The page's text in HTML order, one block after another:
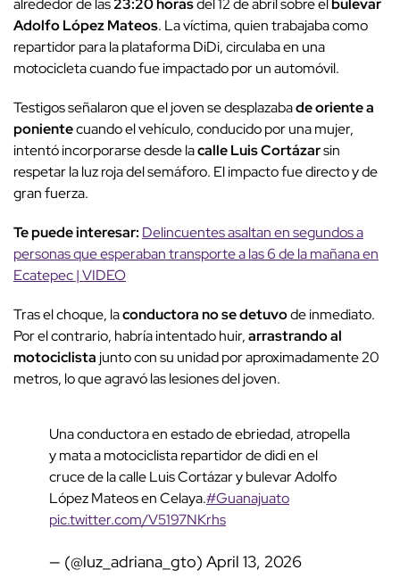
alrededor de las23:20 horasdel 12 de abril sobre elbulevar
Adolfo López Mateos. La víctima, quien trabajaba como
repartidor para la plataforma DiDi, circulaba en una
motocicleta cuando fue impactado por un automóvil.
Testigos señalaron que el joven se desplazabade oriente a
ponientecuando el vehículo, conducido por una mujer,
intentó incorporarse desde lacalle Luis Cortázarsin
respetar la luz roja del semáforo. El impacto fue directo y de
gran fuerza.
Te puede interesar: Delincuentes asaltan en segundos a
personas que esperaban transporte a las 6 de la mañana en
Ecatepec | VIDEO
Tras el choque, laconductora no se detuvode inmediato.
Por el contrario, habría intentado huir,arrastrando al
motociclistajunto con su unidad por aproximadamente 20
metros, lo que agravó las lesiones del joven.
Una conductora en estado de ebriedad, atropella
y mata a motociclista repartidor de didi en el
cruce de la calle Luis Cortázar y bulevar Adolfo
López Mateos en Celaya.#Guanajuato
pic.twitter.com/V5197NKrhs
— (@luz_adriana_gto) April 13, 2026